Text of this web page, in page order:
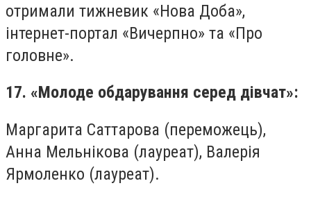
отримали тижневик «Нова Доба»,
інтернет-портал «Вичерпно» та «Про
головне».
17. «Молоде обдарування серед дівчат»:
Маргарита Саттарова (переможець),
Анна Мельнікова (лауреат), Валерія
Ярмоленко (лауреат).